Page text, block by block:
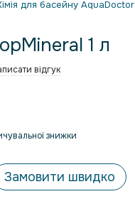
для басейну AquaDoctor
1 л
відгук
знижки
Замовити швидко